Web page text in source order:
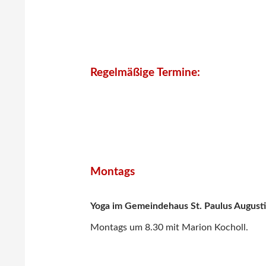
Regelmäßige Termine:
Montags
Yoga im Gemeindehaus St. Paulus
Montags um 8.30 mit Marion Kocholl.